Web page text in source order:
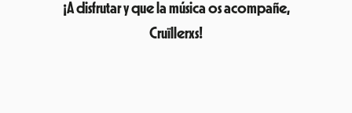
¡A disfrutar y que la música os acompañe,
Cruïllerxs!